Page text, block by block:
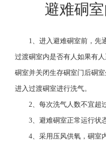
避难硐
1、进入避难硐室前，先
过渡硐室内是否有人如果有
硐室并关闭生存硐室门后硐
进入过渡硐室进行洗气。
2、每次洗气人数不宜超
3、避难硐室正常运行状
4、采用压风供氧，硐室